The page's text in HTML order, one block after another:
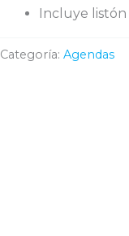
Incluye listón
Categoría: Agendas